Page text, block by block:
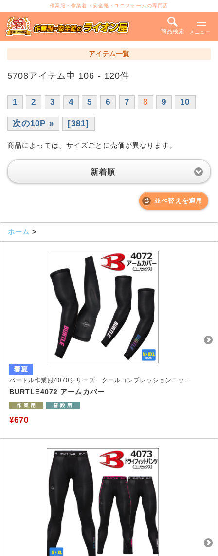
作業服・作業着・安全靴・ユニフォームの専門店
商品検索 メニュー
アイテム一覧
5708アイテム中 106 - 120件
1 2 3 4 5 6 7 8 9 10
次の10P » [381]
商品によっては、サイズごとに売価が異なります。
新着順
並べ替えを適用
ホーム >
バートル作業服4070シリーズ クールコンプレッションニットウェア
BURTLE4072 アームカバー
¥670